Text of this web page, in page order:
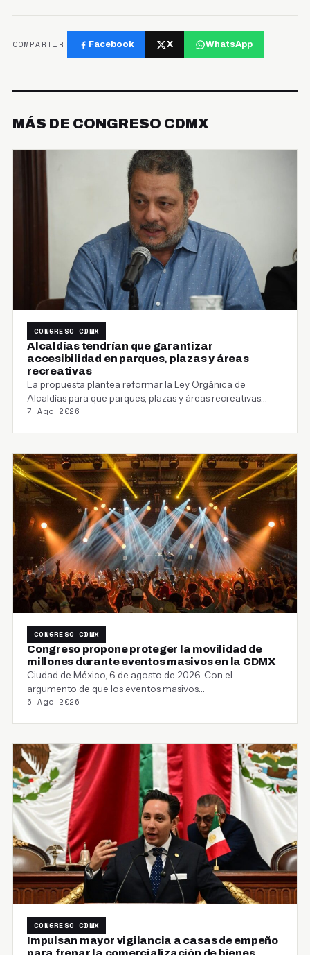
COMPARTIR Facebook X WhatsApp
MÁS DE CONGRESO CDMX
CONGRESO CDMX
Alcaldías tendrían que garantizar
accesibilidad en parques, plazas y áreas
recreativas
La propuesta plantea reformar la Ley Orgánica de
Alcaldías para que parques, plazas y áreas recreativas…
7 Ago 2026
CONGRESO CDMX
Congreso propone proteger la movilidad de
millones durante eventos masivos en la CDMX
Ciudad de México, 6 de agosto de 2026. Con el
argumento de que los eventos masivos…
6 Ago 2026
CONGRESO CDMX
Impulsan mayor vigilancia a casas de empeño
para frenar la comercialización de bienes